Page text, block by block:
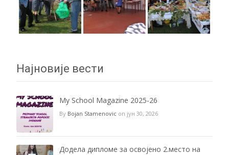
Најновије вести
My School Magazine 2025-26
By Bojan Stamenovic on јун 30, 2026
Додела дипломе за освојено 2.место на